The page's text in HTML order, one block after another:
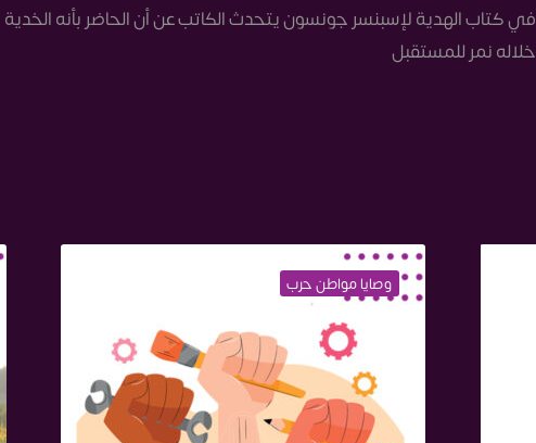
في كتاب الهدية لإسبنسر جونسون يتحدث الكاتب عن أن الحاضر بأنه
خلاله نمر للمستقبل
وصايا مواطن حرب